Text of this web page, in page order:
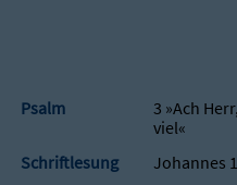
Psalm
3 »Ach
viel«
Schriftlesung
Johannes